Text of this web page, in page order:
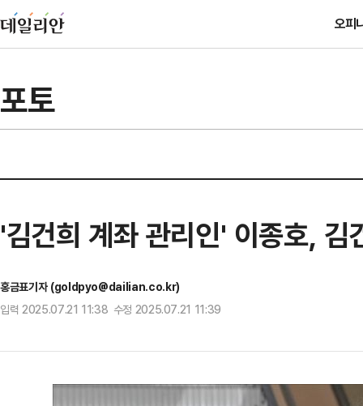
오피
포토
'김건희 계좌 관리인' 이종호, 김
홍금표기자 (goldpyo@dailian.co.kr)
입력 2025.07.21 11:38 수정 2025.07.21 11:39